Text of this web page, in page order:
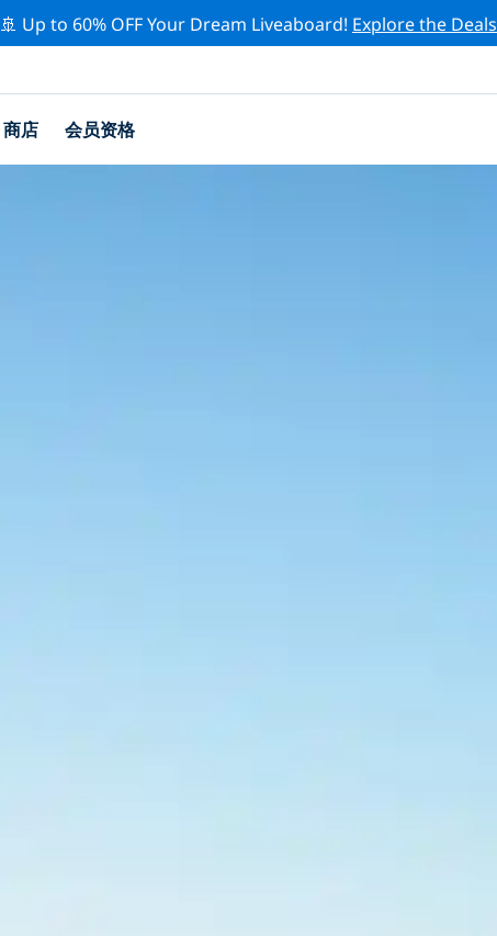
🚢 Up to 60% OFF Your Dream Liveaboard! Explore the Deals
商店 会员资格